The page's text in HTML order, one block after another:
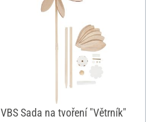
VBS Sada na tvoření "Větrník"